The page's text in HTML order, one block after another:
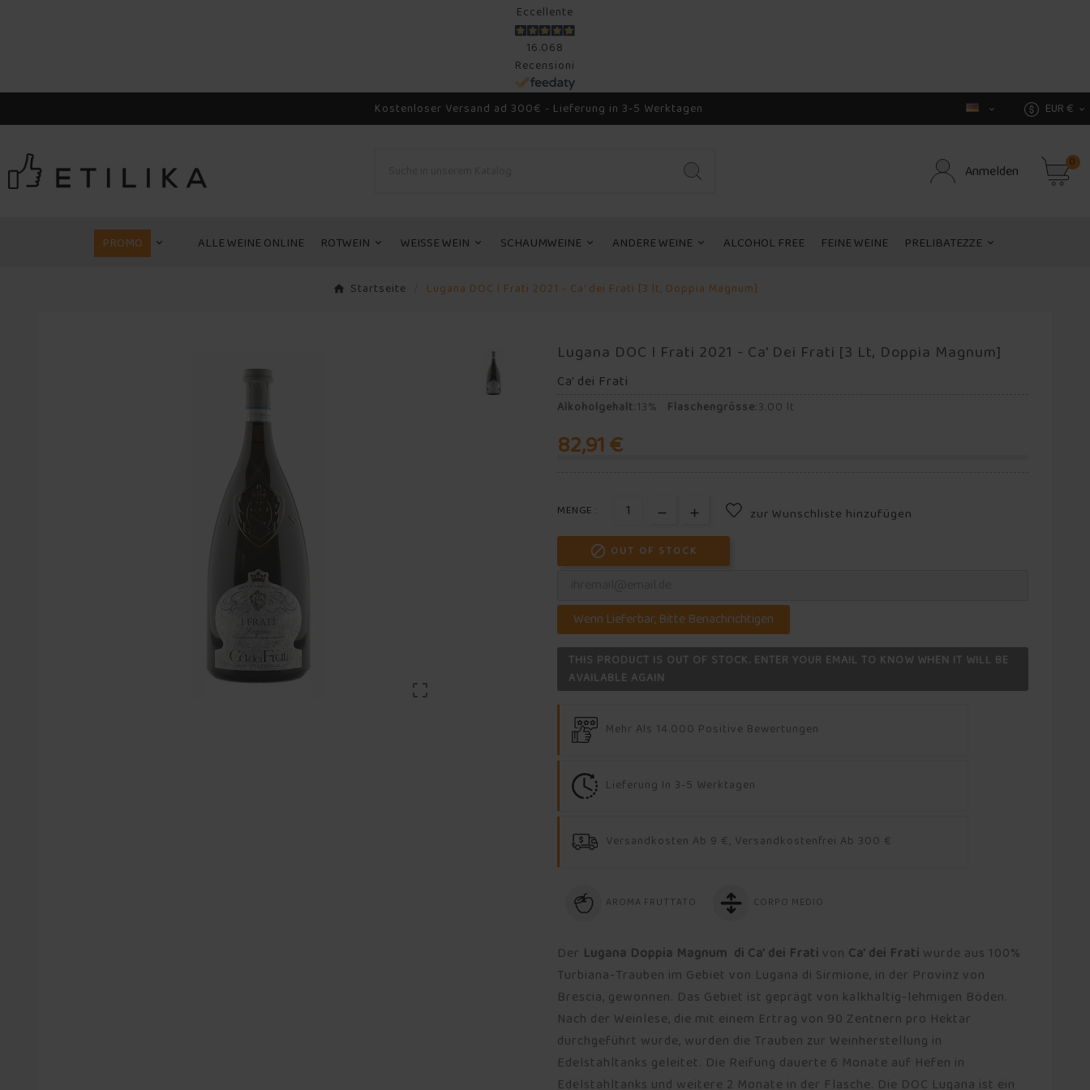
Eccellente
16.068
Recensioni
Kostenloser Versand ad 300€ - Lieferung in 3-5 Werktagen  EUR € 
Anmelden 0
PROMO ALLE WEINE ONLINE ROTWEIN WEISSE WEIN SCHAUMWEINE ANDERE WEINE ALCOHOL FREE FEINE WEINE PRELIBATEZZE
Startseite Lugana DOC I Frati 2021 - Ca' dei Frati [3 lt, Doppia Magnum]

Lugana DOC I Frati 2021 - Ca' Dei Frati [3 Lt, Doppia Magnum]
Ca' dei Frati
Alkoholgehalt:13% Flaschengrösse:3.00 lt
82,91 €
MENGE : zur Wunschliste hinzufügen
 OUT OF STOCK
Wenn Lieferbar, Bitte Benachrichtigen
THIS PRODUCT IS OUT OF STOCK. ENTER YOUR EMAIL TO KNOW WHEN IT WILL BE
AVAILABLE AGAIN
Mehr Als 14.000 Positive Bewertungen
Lieferung In 3-5 Werktagen
Versandkosten Ab 9 €, Versandkostenfrei Ab 300 €
AROMA FRUTTATO CORPO MEDIO
Der Lugana Doppia Magnum di Ca' dei Frati von Ca' dei Frati wurde aus 100%
Turbiana-Trauben im Gebiet von Lugana di Sirmione, in der Provinz von
Brescia, gewonnen. Das Gebiet ist geprägt von kalkhaltig-lehmigen Böden.
Nach der Weinlese, die mit einem Ertrag von 90 Zentnern pro Hektar
durchgeführt wurde, wurden die Trauben zur Weinherstellung in
Edelstahltanks geleitet. Die Reifung dauerte 6 Monate auf Hefen in
Edelstahltanks und weitere 2 Monate in der Flasche. Die DOC Lugana ist ein